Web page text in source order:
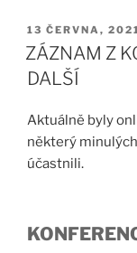
PUBLIKOVÁNO
13 ČERVNA,
ZÁZNAM Z
DALŠÍ
Aktuálně byly
některý
účastnili.